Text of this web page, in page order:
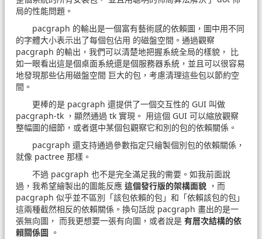
局的性能問題。
pacgraph 的輸出是一個富有藝術感的依賴圖，圖中用不同
的字體大小表示出了每個包佔用 的磁盤空間。通過觀察
pacgraph 的輸出，我們可以清楚地把握系統全局的樣貌， 比
如一眼看出這是個桌面系統還是個服務器系統，並且可以很容易
地發現那些佔用磁盤空間 巨大的包，考慮清理這些包以節約空
間。
更棒的是 pacgraph 還提供了一個交互性的 GUI 叫做
pacgraph-tk ，顯然通過 tk 實現。 用這個 GUI 可以縮放觀察
整幅圖的細節，或者選中某個包觀察它和別的包的依賴關係。
pacgraph 還支持通過參數指定只繪製個別包的依賴關係，
就像 pactree 那樣。
不過 pacgraph 也不是完全滿足我的需要。如我前面說
過，我希望繪製出的圖能反應 這個發行版的架構面貌 ，而
pacgraph 似乎並不區別「該包依賴的包」和「依賴該包的包」
這兩種截然相反的依賴關係。換句話說 pacgraph 畫出的是一
張無向圖， 而我更想要一張有向圖，或者說是 有層次結構的依
賴關係圖 。